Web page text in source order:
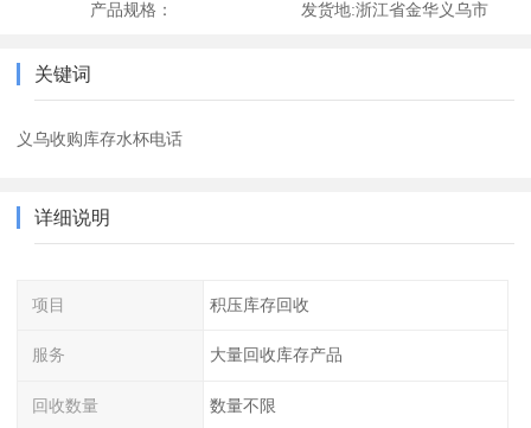
产品规格： 发货地:浙江省金华义乌市
关键词
义乌收购库存水杯电话
详细说明
项目 积压库存回收
服务 大量回收库存产品
回收数量 数量不限